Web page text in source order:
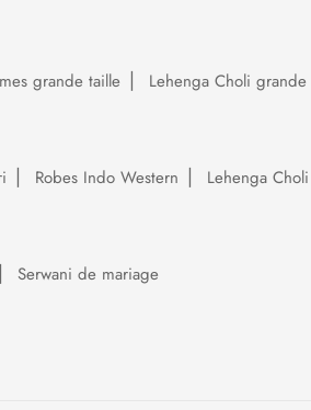
grande taille Lehenga Choli grande
Robes Indo Western Lehenga
Serwani de mariage